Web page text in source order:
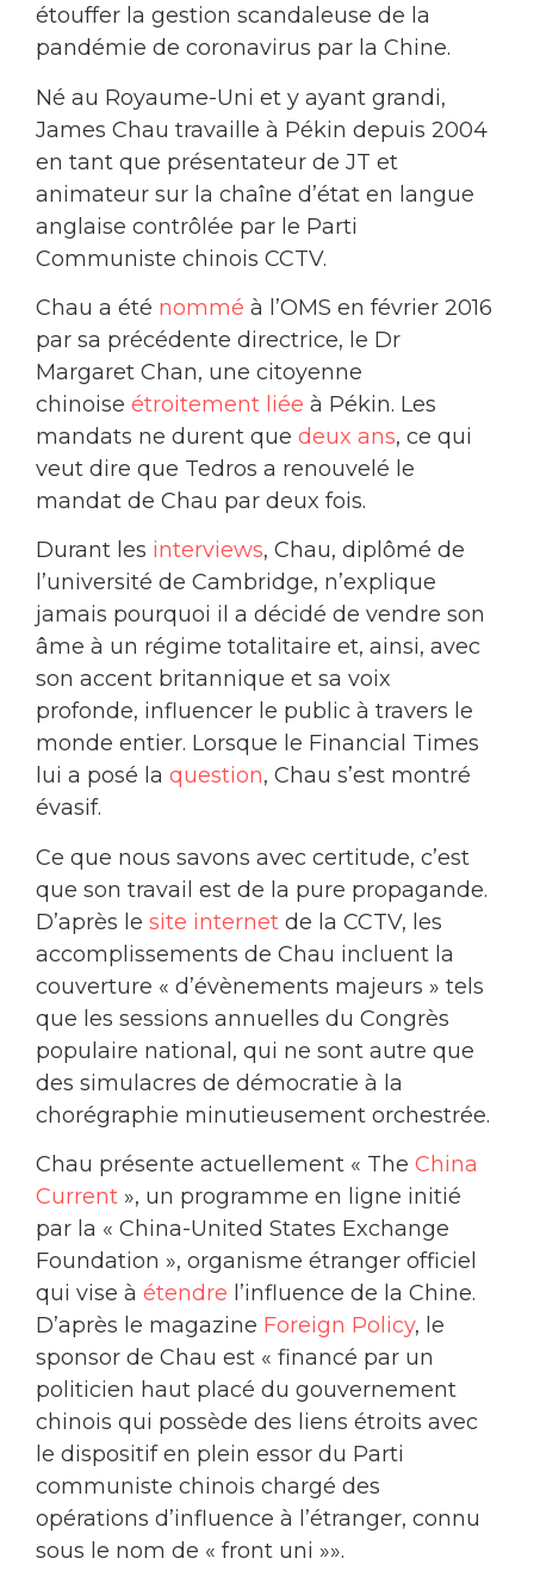
étouffer la gestion scandaleuse de la
pandémie de coronavirus par la Chine.
Né au Royaume-Uni et y ayant grandi,
James Chau travaille à Pékin depuis 2004
en tant que présentateur de JT et
animateur sur la chaîne d’état en langue
anglaise contrôlée par le Parti
Communiste chinois CCTV.
Chau a été nommé à l’OMS en février 2016
par sa précédente directrice, le Dr
Margaret Chan, une citoyenne
chinoise étroitement liée à Pékin. Les
mandats ne durent que deux ans, ce qui
veut dire que Tedros a renouvelé le
mandat de Chau par deux fois.
Durant les interviews, Chau, diplômé de
l’université de Cambridge, n’explique
jamais pourquoi il a décidé de vendre son
âme à un régime totalitaire et, ainsi, avec
son accent britannique et sa voix
profonde, influencer le public à travers le
monde entier. Lorsque le Financial Times
lui a posé la question, Chau s’est montré
évasif.
Ce que nous savons avec certitude, c’est
que son travail est de la pure propagande.
D’après le site internet de la CCTV, les
accomplissements de Chau incluent la
couverture « d’évènements majeurs » tels
que les sessions annuelles du Congrès
populaire national, qui ne sont autre que
des simulacres de démocratie à la
chorégraphie minutieusement orchestrée.
Chau présente actuellement « The China
Current », un programme en ligne initié
par la « China-United States Exchange
Foundation », organisme étranger officiel
qui vise à étendre l’influence de la Chine.
D’après le magazine Foreign Policy, le
sponsor de Chau est « financé par un
politicien haut placé du gouvernement
chinois qui possède des liens étroits avec
le dispositif en plein essor du Parti
communiste chinois chargé des
opérations d’influence à l’étranger, connu
sous le nom de « front uni »».